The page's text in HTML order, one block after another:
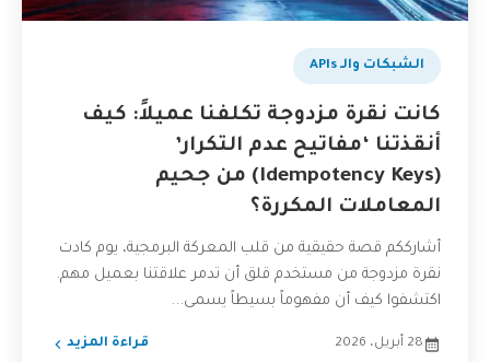
الشبكات والـ APIs
كانت نقرة مزدوجة تكلفنا عميلاً: كيف
أنقذتنا ‘مفاتيح عدم التكرار’
(Idempotency Keys) من جحيم
المعاملات المكررة؟
أشارككم قصة حقيقية من قلب المعركة البرمجية، يوم كادت
نقرة مزدوجة من مستخدم قلق أن تدمر علاقتنا بعميل مهم.
اكتشفوا كيف أن مفهوماً بسيطاً يسمى...
28 أبريل، 2026 قراءة المزيد